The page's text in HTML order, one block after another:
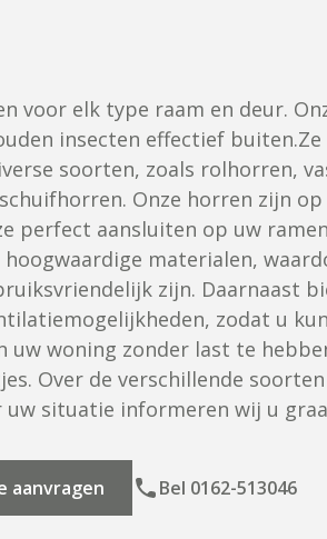
voor elk type raam en deur.
insecten effectief buiten.Ze
soorten, zoals rolhorren,
Onze horren zijn
perfect aansluiten op uw
materialen,
zijn. Daarnaast
zodat u
uw woning zonder last te
Over de verschillende
uw situatie informeren wij u
aanvragen Bel 0162-513046